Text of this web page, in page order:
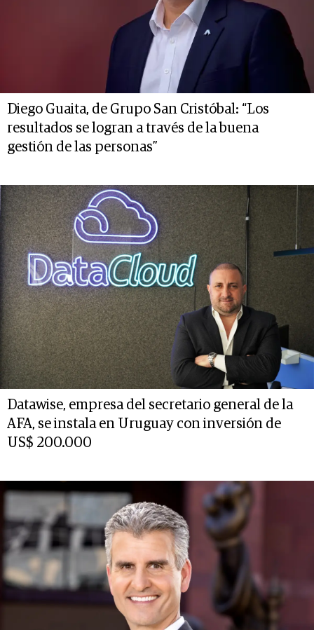
Diego Guaita, de Grupo San Cristóbal: “Los
resultados se logran a través de la buena
gestión de las personas”
Datawise, empresa del secretario general de la
AFA, se instala en Uruguay con inversión de
US$ 200.000